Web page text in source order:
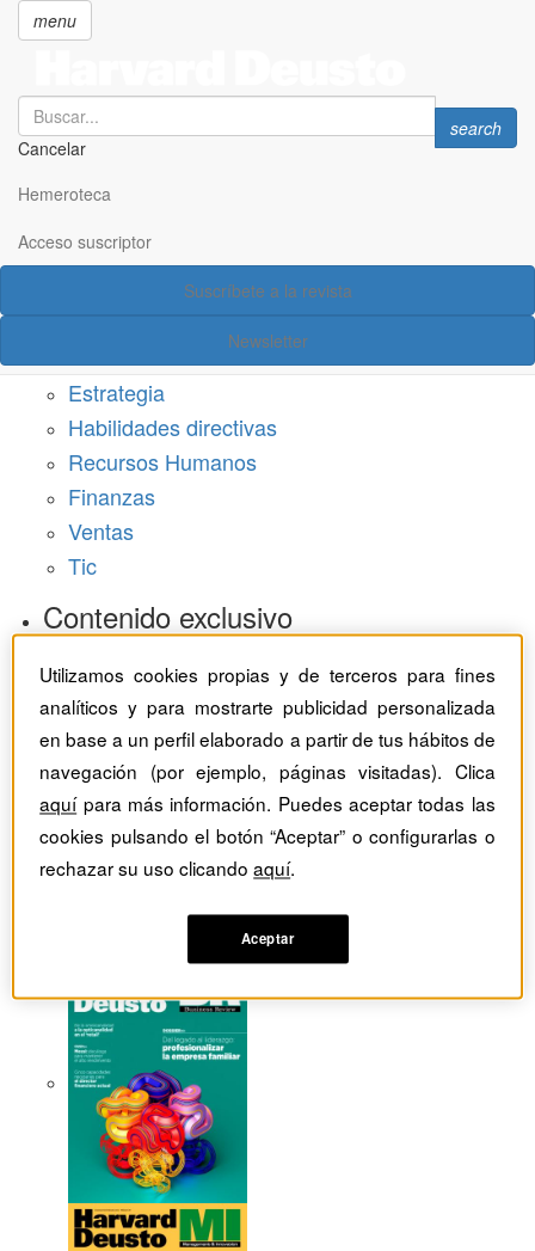
principal
menu
Search
Cancelar
Search
search
Hemeroteca
Acceso suscriptor
Suscríbete a la revista
Newsletter
Acceso suscriptor
Estrategia
Habilidades directivas
Recursos Humanos
Finanzas
Ventas
Tic
Contenido exclusivo
The Bold Choice selección exclusiva
Top Employers selección exclusiva
Hemeroteca
Monográficos
Dossieres
Revistas del mes
Utilizamos cookies propias y de terceros para fines
analíticos y para mostrarte publicidad personalizada
en base a un perfil elaborado a partir de tus hábitos de
navegación (por ejemplo, páginas visitadas). Clica
aquípara más información. Puedes aceptar todas las
cookies pulsando el botón “Aceptar” o configurarlas o
rechazar su uso clicandoaquí.
Aceptar